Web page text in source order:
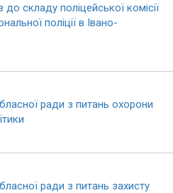
складу поліцейської комісії
поліції в Івано-
ради з питань охорони
ради з питань захисту